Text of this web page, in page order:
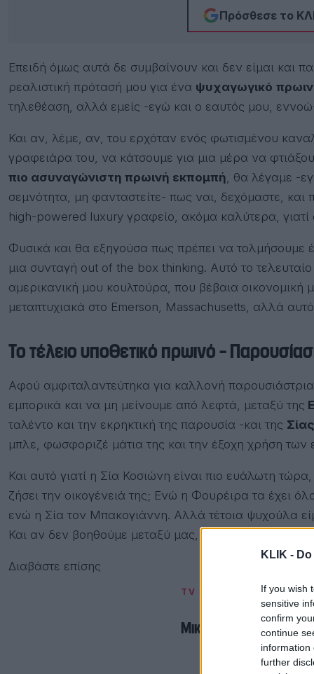
KLIK -
If you wish
sensitive
confirm
continue
information
further
Πρόσθεσε το
Επειδή όμως αυτά δε συμβαίνουν και δεν είμαι
ρεαλιστική πρότασή μου για ένα ψυχαγωγικό
τηλεθέαση, αλλά εμείς -εγώ και ο εαυτός μου,
Και αν, λέμε, αν, του ερχόταν ενός φωτισμένου
γραφειάρα του, να κάτσουμε για μια μέρα να
πιο ασυναγώνιστη πρωινή εκπομπή, θα λέγαμε -
σεμνότητα, μη φανταστείτε- πως ναι, δεχόμαστε,
high-powered luxury γραφείο, ακόμα καλύτερα,
Φυσικά και θα εξηγούσα πως πρέπει να τολμήσουμε
μια συνταγή out of the box thinking. Αυτό το
αμερικανική μου κουλτούρα, που βέβαια οικονομική
μεταπτυχιακά στο Emerson, Massachusetts, αλλά
Το τέλειο υποθετικό πρωινό –
Αφού αμφιταλαντεύτηκα για καλλονή
εμπορικά και να μη μείνουμε από λεφτά, μεταξύ της
ταλέντο και την εκρηκτική της παρουσία -και της
μπλε, φωσφοριζέ μάτια της και την έξοχη χρήση των
Και αυτό γιατί η Σία Κοσιώνη είναι πιο ευάλωτη
ζήσει την οικογένειά της; Ενώ η Φουρέιρα τα έχει
ενώ η Σία τον Μπακογιάννη. Αλλά τέτοια ψυχούλα
Και αν δεν βοηθούμε μεταξύ μας, από ποιον να
Διαβάστε επίσης
TV
Μικρό requiem για τα